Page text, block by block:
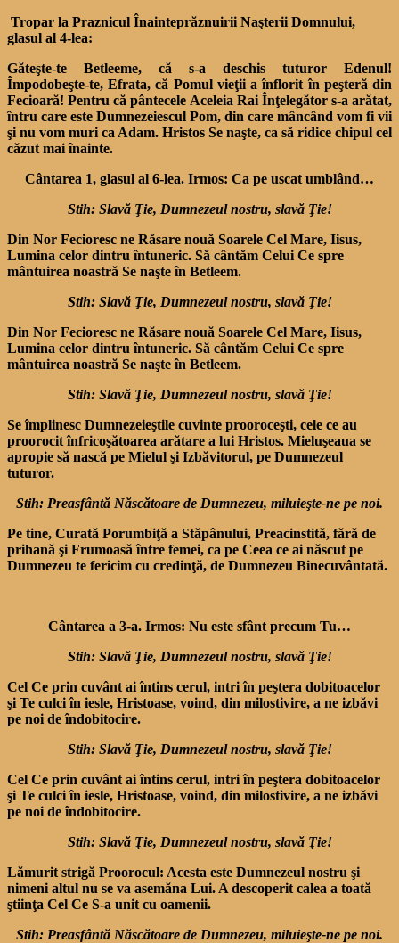
Tropar la Praznicul Înainteprăznuirii Naşterii Domnului,
glasul al 4-lea:
Găteşte-te Betleeme, că s-a deschis tuturor Edenul!
Împodobeşte-te, Efrata, că Pomul vieţii a înflorit în peşteră din
Fecioară! Pentru că pântecele Aceleia Rai Înţelegător s-a ară­tat,
întru care este Dumnezeies­cul Pom, din care mâncând vom fi vii
şi nu vom muri ca Adam. Hristos Se naşte, ca să ridice chipul cel
căzut mai înainte.
Cântarea 1, glasul al 6-lea. Irmos: Ca pe uscat umblând…
Stih: Slavă Ţie, Dumnezeul nostru, slavă Ţie!
Din Nor Fecioresc ne Ră­sare nouă Soarele Cel Mare, Iisus,
Lumina celor din­tru întuneric. Să cântăm Celui Ce spre
mântuirea noastră Se naşte în Betleem.
Stih: Slavă Ţie, Dumnezeul nostru, slavă Ţie!
Din Nor Fecioresc ne Ră­sare nouă Soarele Cel Mare, Iisus,
Lumina celor din­tru întuneric. Să cântăm Celui Ce spre
mântuirea noastră Se naşte în Betleem.
Stih: Slavă Ţie, Dumnezeul nostru, slavă Ţie!
Se împlinesc Dumnezeieştile cuvinte prooroceşti, cele ce au
proorocit înfricoşătoarea ară­tare a lui Hristos. Mieluşeaua se
apropie să nască pe Mielul şi Izbăvitorul, pe Dumnezeul
tuturor.
Stih: Preasfântă Născătoare de Dumnezeu, miluieşte-ne pe noi.
Pe tine, Curată Porumbiţă a Stăpânului, Preacinstită, fără de
prihană şi Frumoasă între fe­mei, ca pe Ceea ce ai născut pe
Dumnezeu te fericim cu cre­dinţă, de Dumnezeu Binecuvântată.
Cântarea a 3-a. Irmos: Nu este sfânt precum Tu…
Stih: Slavă Ţie, Dumnezeul nostru, slavă Ţie!
Cel Ce prin cuvânt ai întins cerul, intri în peştera dobitoacelor
şi Te culci în iesle, Hristoase, voind, din milosti­vire, a ne izbăvi
pe noi de îndo­bitocire.
Stih: Slavă Ţie, Dumnezeul nostru, slavă Ţie!
Cel Ce prin cuvânt ai întins cerul, intri în peştera dobitoacelor
şi Te culci în iesle, Hristoase, voind, din milosti­vire, a ne izbăvi
pe noi de îndo­bitocire.
Stih: Slavă Ţie, Dumnezeul nostru, slavă Ţie!
Lămurit strigă Proorocul: Acesta este Dumnezeul nostru şi
nimeni altul nu se va asemăna Lui. A descoperit calea a toată
ştiinţa Cel Ce S-a unit cu oamenii.
Stih: Preasfântă Născătoare de Dumnezeu, miluieşte-ne pe noi.